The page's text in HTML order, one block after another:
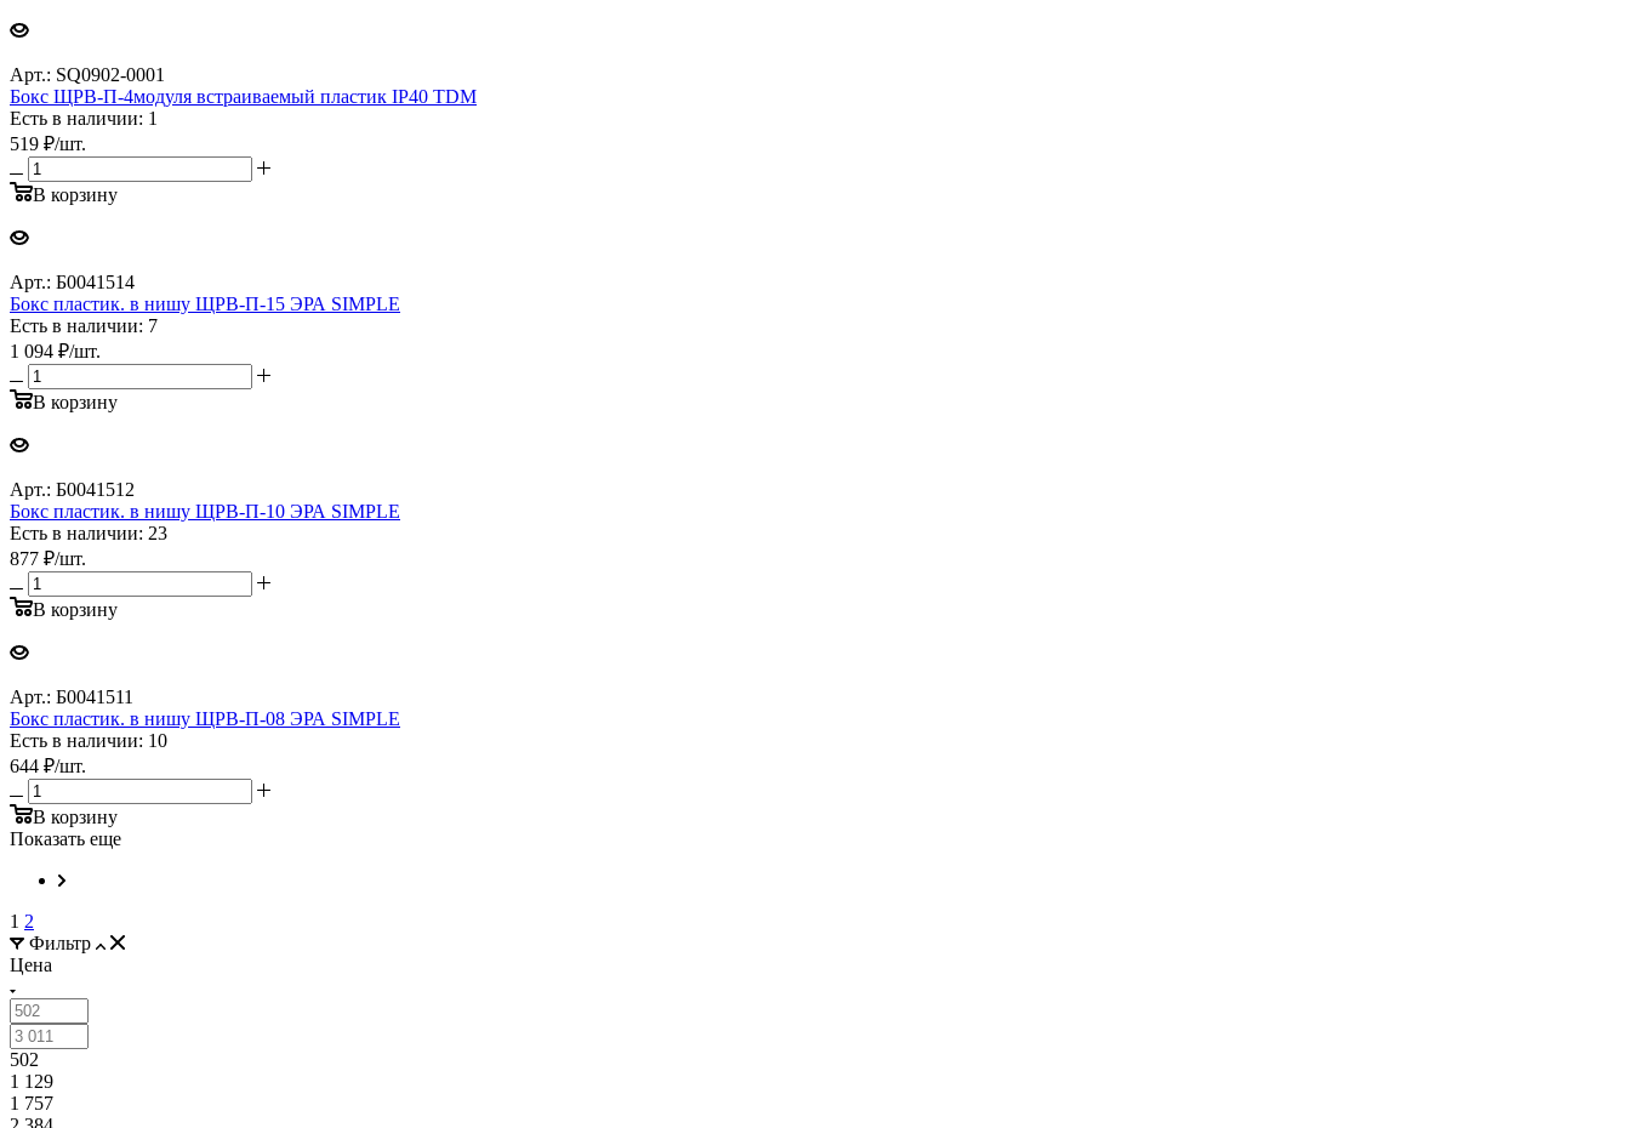
Арт.: SQ0902-0001
Бокс ЩРВ-П-4модуля встраиваемый пластик IP40 TDM
Есть в наличии: 1
519 ₽/шт.
В корзину
Арт.: Б0041514
Бокс пластик. в нишу ЩРВ-П-15 ЭРА SIMPLE
Есть в наличии: 7
1 094 ₽/шт.
В корзину
Арт.: Б0041512
Бокс пластик. в нишу ЩРВ-П-10 ЭРА SIMPLE
Есть в наличии: 23
877 ₽/шт.
В корзину
Арт.: Б0041511
Бокс пластик. в нишу ЩРВ-П-08 ЭРА SIMPLE
Есть в наличии: 10
644 ₽/шт.
В корзину
Показать еще
1 2
Фильтр
Цена
502
1 129
1 757